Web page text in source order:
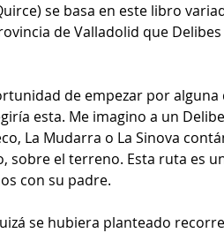
se basa en este libro
de Valladolid que
de empezar por alguna
esta. Me imagino a un
La Mudarra o La Sinova
el terreno. Esta ruta es
con su padre.
se hubiera planteado